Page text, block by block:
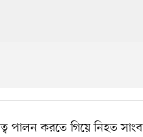
পালন করতে গিয়ে নিহত